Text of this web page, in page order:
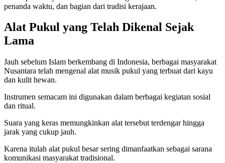
penanda waktu, dan bagian dari tradisi kerajaan.
Alat Pukul yang Telah Dikenal Sejak
Lama
Jauh sebelum Islam berkembang di Indonesia, berbagai masyarakat
Nusantara telah mengenal alat musik pukul yang terbuat dari kayu
dan kulit hewan.
Instrumen semacam ini digunakan dalam berbagai kegiatan sosial
dan ritual.
Suara yang keras memungkinkan alat tersebut terdengar hingga
jarak yang cukup jauh.
Karena itulah alat pukul besar sering dimanfaatkan sebagai sarana
komunikasi masyarakat tradisional.